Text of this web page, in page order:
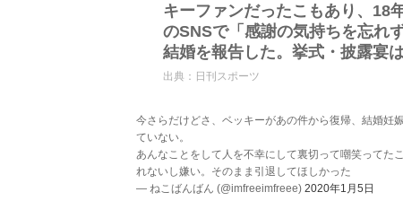
キーファンだったこもあり、18
のSNSで「感謝の気持ちを忘れ
結婚を報告した。挙式・披露宴
出典： 日刊スポーツ
今さらだけどさ、ベッキーがあの件から復帰、結婚妊
ていない。
あんなことをして人を不幸にして裏切って嘲笑ってた
れないし嫌い。そのまま引退してほしかった
— ねこばんばん (@imfreeimfreee) 2020年1月5日